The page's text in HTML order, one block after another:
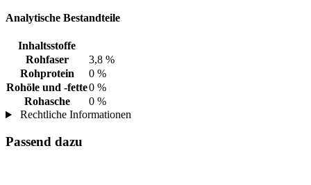
Analytische Bestandteile
Inhaltsstoffe
Rohfaser
3,8 %
Rohprotein
0 %
Rohöle und -fette0 %
Rohasche
0 %
Rechtliche Informationen
Passend dazu